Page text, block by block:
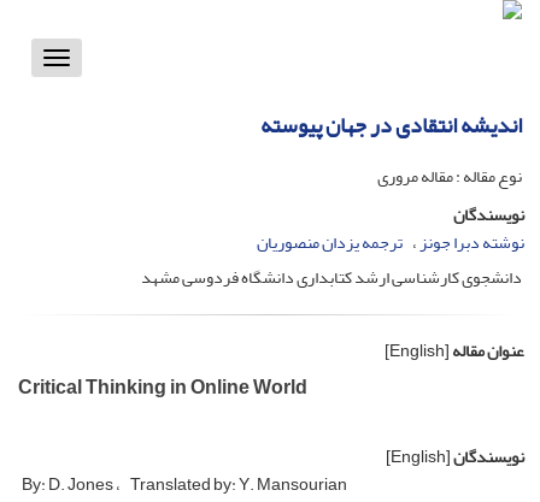
Toggle
اندیشه انتقادی در جهان پیوسته
نوع مقاله : مقاله مروری
نویسندگان
نوشته دبرا جونز ترجمه یزدان منصوریان
دانشجوی کارشناسی ارشد کتابداری دانشگاه فردوسی مشهد
عنوان مقاله[English]
Critical Thinking in Online World
نویسندگان[English]
By: D. Jones Translated by: Y. Mansourian